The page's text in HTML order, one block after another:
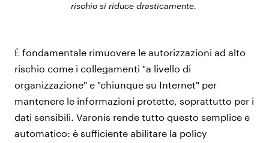
rischio si riduce drasticamente.
È fondamentale rimuovere le autorizzazioni ad alto
rischio come i collegamenti "a livello di
organizzazione" e "chiunque su Internet" per
mantenere le informazioni protette, soprattutto per i
dati sensibili. Varonis rende tutto questo semplice e
automatico: è sufficiente abilitare la policy